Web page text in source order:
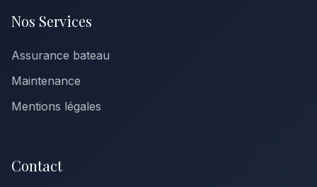
Nos Services
Assurance bateau
Maintenance
Mentions légales
Contact